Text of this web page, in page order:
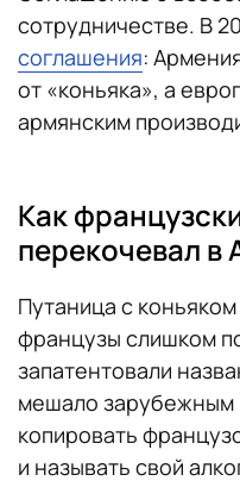
сотрудничестве. В
соглашения:
от «коньяка», а
армянским
Как
перекочевал
Путаница с
французы слишком
запатентовали
мешало зарубежным
копировать
и называть свой